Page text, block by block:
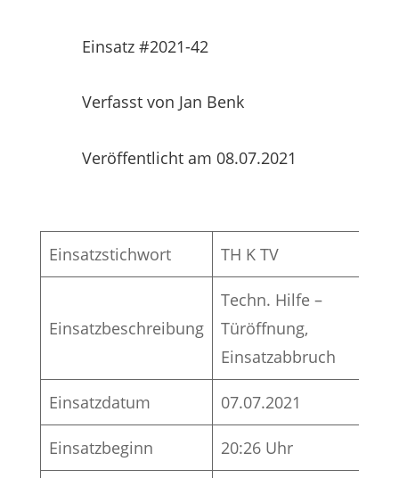
Einsatz #2021-42
Verfasst von Jan Benk
Veröffentlicht am 08.07.2021
Einsatzstichwort TH K TV
Einsatzbeschreibung
Techn. Hilfe –
Türöffnung,
Einsatzabbruch
Einsatzdatum 07.07.2021
Einsatzbeginn 20:26 Uhr